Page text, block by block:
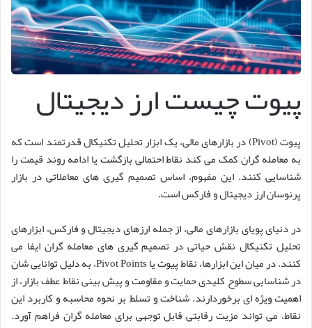
پیوت چیست ارز دیجیتال
پیوت (Pivot) در بازارهای مالی، یک ابزار تحلیل تکنیکال قدرتمند است که
به معامله گران کمک می کند نقاط احتمالی بازگشت یا ادامه روند قیمت را
شناسایی کنند. این مفهوم، اساس تصمیم گیری های معاملاتی در بازار
پرنوسان ارز دیجیتال و فارکس است.
در دنیای پویای بازارهای مالی، از جمله ارزهای دیجیتال و فارکس، ابزارهای
تحلیل تکنیکال نقش حیاتی در تصمیم گیری های معامله گران ایفا می
کنند. در میان این ابزارها، نقاط پیوت یا Pivot Points، به دلیل توانایی شان
در شناسایی سطوح کلیدی حمایت و مقاومت و پیش بینی نقاط عطف بازار، از
اهمیت ویژه ای برخوردارند. شناخت و تسلط بر نحوه محاسبه و کاربرد این
نقاط، می تواند مزیت رقابتی قابل توجهی برای معامله گران فراهم آورد.